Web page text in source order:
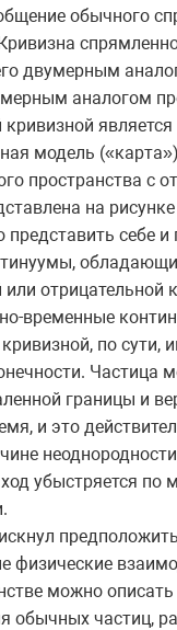
обычного
двумерным
аналогом
является
модель («карта»)
пространства с
на
себе и
отрицательной
временные
по сути,
Частица
границы и
и это
убыстряется по
физические
можно
обычных частиц,